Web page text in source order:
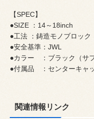
【SPEC】
●SIZE ：14～18inch
●工法 ：鋳造モノブロック
●安全基準：JWL
●カラー ：ブラック（サ
●付属品 ：センターキャ
関連情報リンク